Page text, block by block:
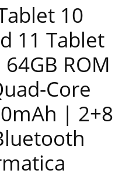
10
11 Tablet
64GB ROM
Core
| 2+8